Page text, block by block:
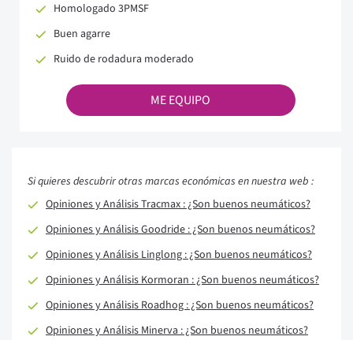
Homologado 3PMSF
Buen agarre
Ruido de rodadura moderado
ME EQUIPO
Si quieres descubrir otras marcas económicas en nuestra web :
Opiniones y Análisis Tracmax : ¿Son buenos neumáticos?
Opiniones y Análisis Goodride : ¿Son buenos neumáticos?
Opiniones y Análisis Linglong : ¿Son buenos neumáticos?
Opiniones y Análisis Kormoran : ¿Son buenos neumáticos?
Opiniones y Análisis Roadhog : ¿Son buenos neumáticos?
Opiniones y Análisis Minerva : ¿Son buenos neumáticos?